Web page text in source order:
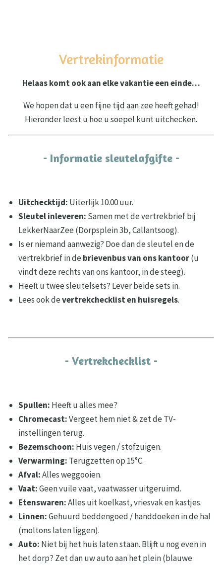
Vertrekinformatie
Helaas komt ook aan elke vakantie een einde…
We hopen dat u een fijne tijd aan zee heeft gehad!
Hieronder leest u hoe u soepel kunt uitchecken.
- Informatie sleutelafgifte -
Uitchecktijd: Uiterlijk 10.00 uur.
Sleutel inleveren: Samen met de vertrekbrief bij
LekkerNaarZee (Dorpsplein 3b, Callantsoog).
Is er niemand aanwezig? Doe dan de sleutel en de
vertrekbrief in de brievenbusvan ons kantoor(u
vindt deze rechts van ons kantoor, in de steeg).
Heeft u twee sleutelsets? Lever beide sets in.
Lees ook devertrekchecklist en huisregels.
- Vertrekchecklist -
Spullen: Heeft u alles mee?
Chromecast:Vergeet hem niet & zet de TV-
instellingen terug.
Bezemschoon: Huis vegen / stofzuigen.
Verwarming: Terugzetten op 15°C.
Afval:Alles weggooien.
Vaat:Geen vuile vaat, vaatwasser uitgeruimd.
Etenswaren:Alles uit koelkast, vriesvak en kastjes.
Linnen:Gehuurd beddengoed / handdoeken in de hal
(moltons laten liggen).
Auto: Niet bij het huis laten staan. Blijft u nog even in
het dorp? Zet dan uw auto aan het plein (blauwe